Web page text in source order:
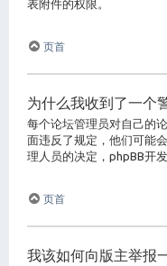
表附件的权限。
页首
为什么我收到了一个
每个论坛管理员对自己的
面违反了规定，他们可能
理人员的决定，phpBB开
页首
我该如何向版主举报